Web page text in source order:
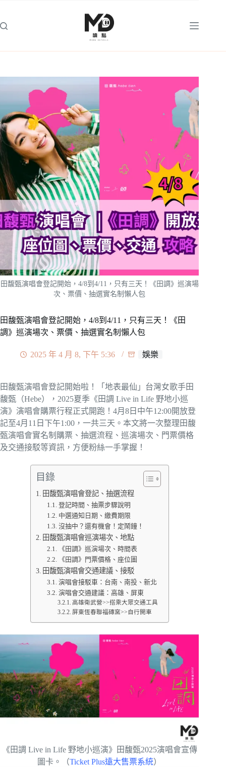
主
田馥甄演唱會登記開始，4/8到4/11，只有三天！《田調》巡演場
次、票價、抽選實名制懶人包
田馥甄演唱會登記開始，4/8到4/11，只有三天！《田
調》巡演場次、票價、抽選實名制懶人包
2025 年 4 月 8, 下午 5:36 娛樂
田馥甄演唱會登記開始啦！「地表最仙」台灣女歌手田
馥甄（Hebe），2025夏季《田調 Live in Life 野地小巡
演》演唱會購票行程正式開跑！4月8日中午12:00開放登
記至4月11日下午1:00，一共三天。本文將一次整理田馥
甄演唱會實名制購票、抽選流程、巡演場次、門票價格
及交通接駁等資訊，方便粉絲一手掌握！
目錄
田馥甄演唱會登記、抽選流程
登記時間、抽票步驟說明
中選通知日期、繳費期限
沒抽中？還有機會！定鬧鐘！
田馥甄演唱會巡演場次、地點
《田調》巡演場次、時間表
《田調》門票價格、座位圖
田馥甄演唱會交通建議、接駁
演唱會接駁車：台南、南投、新北
演唱會交通建議：高雄、屏東
高雄衛武營>>搭乘大眾交通工具
屏東恆春聯福磚窯>>自行開車
《田調 Live in Life 野地小巡演》田馥甄2025演唱會宣傳
圖卡。（Ticket Plus遠大售票系統）